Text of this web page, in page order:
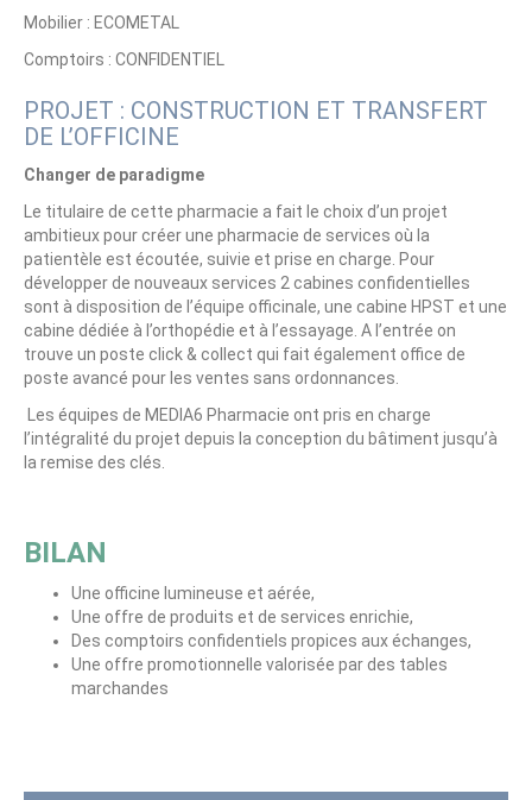
Mobilier : ECOMETAL
Comptoirs : CONFIDENTIEL
PROJET : CONSTRUCTION ET TRANSFERT
DE L’OFFICINE
Changer de paradigme
Le titulaire de cette pharmacie a fait le choix d’un projet
ambitieux pour créer une pharmacie de services où la
patientèle est écoutée, suivie et prise en charge. Pour
développer de nouveaux services 2 cabines confidentielles
sont à disposition de l’équipe officinale, une cabine HPST et une
cabine dédiée à l’orthopédie et à l’essayage. A l’entrée on
trouve un poste click & collect qui fait également office de
poste avancé pour les ventes sans ordonnances.
Les équipes de MEDIA6 Pharmacie ont pris en charge
l’intégralité du projet depuis la conception du bâtiment jusqu’à
la remise des clés.
BILAN
Une officine lumineuse et aérée,
Une offre de produits et de services enrichie,
Des comptoirs confidentiels propices aux échanges,
Une offre promotionnelle valorisée par des tables
marchandes